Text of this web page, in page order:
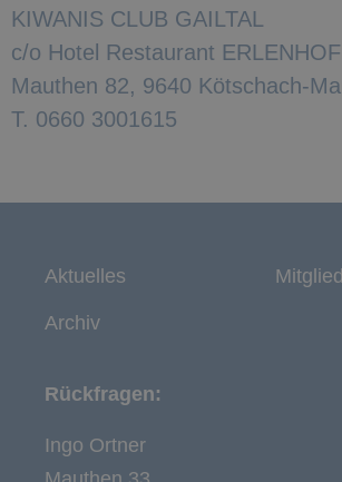
KIWANIS CLUB GAILTAL
c/o Hotel Restaurant ERLENHOF
Mauthen 82, 9640 Kötschach-
T. 0660 3001615
Aktuelles
Archiv
Rückfragen:
Ingo Ortner